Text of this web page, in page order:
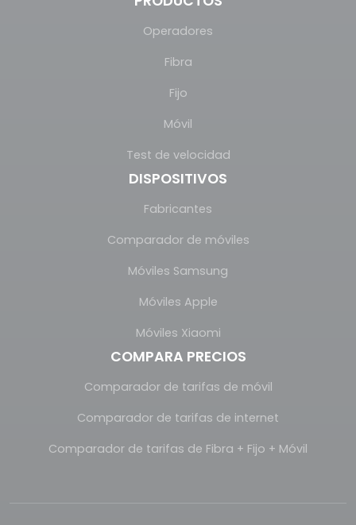
Operadores
Fibra
Fijo
Móvil
Test de velocidad
DISPOSITIVOS
Fabricantes
Comparador de móviles
Móviles Samsung
Móviles Apple
Móviles Xiaomi
COMPARA PRECIOS
Comparador de tarifas de móvil
Comparador de tarifas de internet
Comparador de tarifas de Fibra + Fijo + Móvil